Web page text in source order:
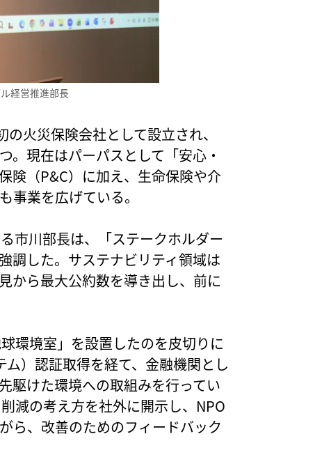
経営推進部長
火災保険会社として設立され、
。現在はパーパスとして「安心・
険（P&C）に加え、生命保険や介
事業を広げている。
市川部長は、「ステークホルダー
調した。サステナビリティ領域は
から最大公約数を導き出し、前に
環境室」を設置したのを皮切りに
）認証取得を経て、金融機関とし
駆けた環境への取組みを行ってい
減の考え方を社外に開示し、NPO
ら、改善のためのフィードバック